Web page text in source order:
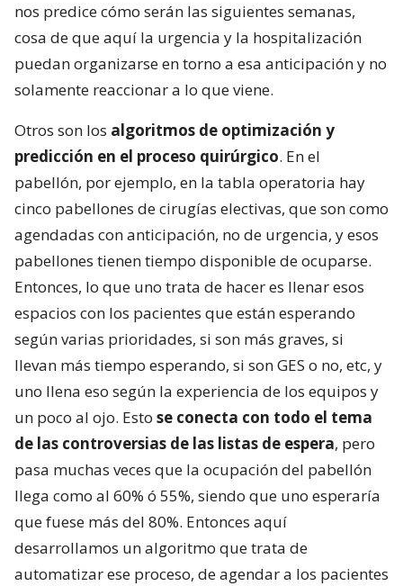
nos predice cómo serán las siguientes semanas,
cosa de que aquí la urgencia y la hospitalización
puedan organizarse en torno a esa anticipación y no
solamente reaccionar a lo que viene.
Otros son los algoritmos de optimización y
predicción en el proceso quirúrgico. En el
pabellón, por ejemplo, en la tabla operatoria hay
cinco pabellones de cirugías electivas, que son como
agendadas con anticipación, no de urgencia, y esos
pabellones tienen tiempo disponible de ocuparse.
Entonces, lo que uno trata de hacer es llenar esos
espacios con los pacientes que están esperando
según varias prioridades, si son más graves, si
llevan más tiempo esperando, si son GES o no, etc, y
uno llena eso según la experiencia de los equipos y
un poco al ojo. Esto se conecta con todo el tema
de las controversias de las listas de espera, pero
pasa muchas veces que la ocupación del pabellón
llega como al 60% ó 55%, siendo que uno esperaría
que fuese más del 80%. Entonces aquí
desarrollamos un algoritmo que trata de
automatizar ese proceso, de agendar a los pacientes